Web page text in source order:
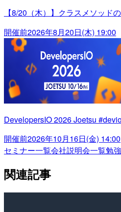
【8/20（木）】クラスメソッド
開催前2026年8月20日(木) 19:00
DevelopersIO 2026 Joetsu
開催前2026年10月16日(金) 14:00
セミナー一覧会社説明会一覧勉
関連記事